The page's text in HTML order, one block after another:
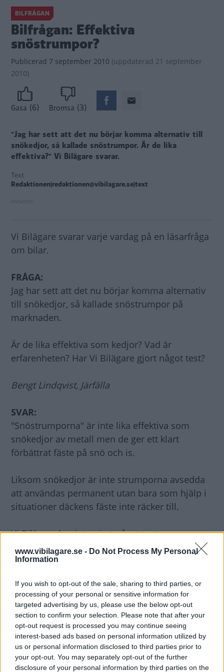
www.vibilagare.se - Do Not Process My Personal
Information
If you wish to opt-out of the sale, sharing to third parties, or
processing of your personal or sensitive information for
targeted advertising by us, please use the below opt-out
section to confirm your selection. Please note that after your
opt-out request is processed you may continue seeing
interest-based ads based on personal information utilized by
us or personal information disclosed to third parties prior to
your opt-out. You may separately opt-out of the further
disclosure of your personal information by third parties on the
BILFRÅGAN
Bilfrågan: Effektiva
snöstrumpor?
Publicerad 7 september 2010 (uppdaterad 21 september
2010)
Gasa (6) Bromsa (3)
"Jag har sett att det nu börjar komma alternativ till
snökedjor, så kallade snöstrumpor. Är de lika
effektiva?" Vi Bilägare svarar.
Text
Redaktionen|redaktionen@vibilagare.se|text
Vi Bilägare svarar varje vardag på en läsarfråga
om bilar.
FRÅGA:
Jag har sett att det nu börjar komma alternativ
till snökedjor, så kallade snöstrumpor på
marknaden.
Är de lika effektiva som kedjor? Vad är
erfarenheten? Har Vi Bilägare gjort något test?
Bengt Lindqvist, Järfälla
SVAR:
"Snöstrumporna" är inte lika effektiva som
snökedjor av metall men de ger ett klart
förbättrat fäste på snö och is.
Liksom snökedjor är inte strumporna avsedda
att användas permanent utan bara som hjälp i
situationer däckens fäste inte räcker till.
Vi Bilägare har inte gjort något test av
snöstrumpor.
Diskutera:Vad tycker du om snöstrumpor?